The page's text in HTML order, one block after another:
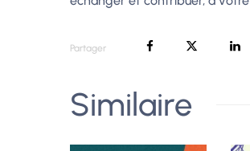
Partager
Similaire